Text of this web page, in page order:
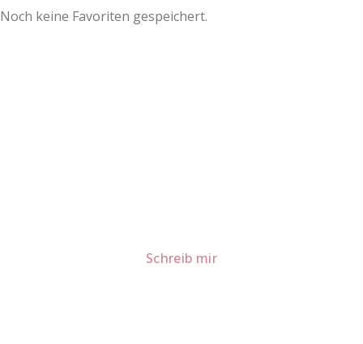
Noch keine Favoriten gespeichert.
Schreib mir